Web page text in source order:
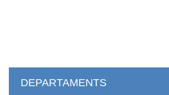
DEPARTAMENTS